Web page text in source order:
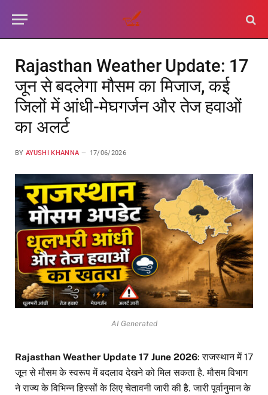
Rajasthan Weather Update: 17
जून से बदलेगा मौसम का मिजाज, कई
जिलों में आंधी-मेघगर्जन और तेज हवाओं
का अलर्ट
BY AYUSHI KHANNA 17/06/2026
AI Generated
Rajasthan Weather Update 17 June 2026: राजस्थान में 17
जून से मौसम के स्वरूप में बदलाव देखने को मिल सकता है. मौसम विभाग
ने राज्य के विभिन्न हिस्सों के लिए चेतावनी जारी की है. जारी पूर्वानुमान के